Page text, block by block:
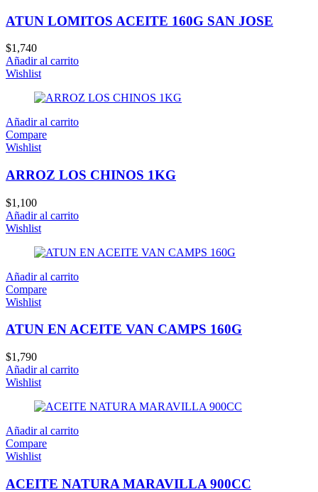
ATUN LOMITOS ACEITE 160G SAN JOSE
$1,740
Añadir al carrito
Wishlist
Añadir al carrito
Compare
Wishlist
ARROZ LOS CHINOS 1KG
$1,100
Añadir al carrito
Wishlist
Añadir al carrito
Compare
Wishlist
ATUN EN ACEITE VAN CAMPS 160G
$1,790
Añadir al carrito
Wishlist
Añadir al carrito
Compare
Wishlist
ACEITE NATURA MARAVILLA 900CC